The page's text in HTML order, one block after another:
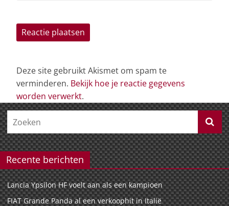
Deze site gebruikt Akismet om spam te
verminderen. Bekijk hoe je reactie gegevens
worden verwerkt.
Recente berichten
Lancia Ypsilon HF voelt aan als een kampioen
FIAT Grande Panda al een verkoophit in Italië